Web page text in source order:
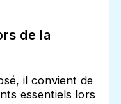
de la
il convient de
essentiels lors